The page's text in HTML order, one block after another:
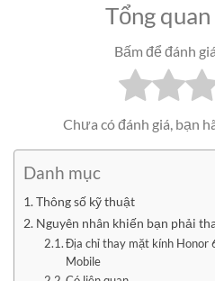
Tổng
Bấm để đánh
Chưa có đánh giá, bạn
Danh mục
Thông số kỹ thuật
Nguyên nhân khiến bạn phải
Địa chỉ thay mặt kính Honor
Mobile